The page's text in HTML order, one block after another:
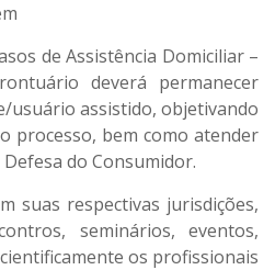
de Assistência Domiciliar –
deverá permanecer
usuário assistido, objetivando
processo, bem como atender
do Consumidor.
suas respectivas jurisdições,
seminários, eventos,
os profissionais